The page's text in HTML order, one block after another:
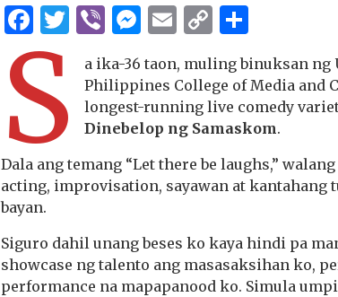
Facebook
Twitter
ViberMessenger
Email
Copy
Link
S
a ika-36 taon, muling binuksan ng
Philippines College of Media and
longest-running live comedy
Dinebelop ng Samaskom.
Dala ang temang “Let there be laughs,”
acting, improvisation, sayawan at
bayan.
Siguro dahil unang beses ko kaya hindi pa
showcase ng talento ang masasaksihan ko,
performance na mapapanood ko. Simula